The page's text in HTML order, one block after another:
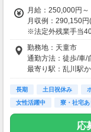
美容好きにぴった
仕事です。
・案件数 ：10～
・所要時間：10～20
・謝礼金 ：500PT
り
◆ 生活に役立つサ
保険相談・クレカ
アンケートに回答
高額謝礼も狙える
月給：250,000円～
月収例：290,150
※法定外残業手当
勤務地：天童市
通勤方法：徒歩/車/
最寄り駅：乱川駅
※天童駅から車8分
※構内の（無料）
長期 土日祝休み
女性活躍中
寮・社宅あ
応